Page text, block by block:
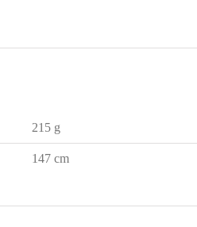
215 g
147 cm